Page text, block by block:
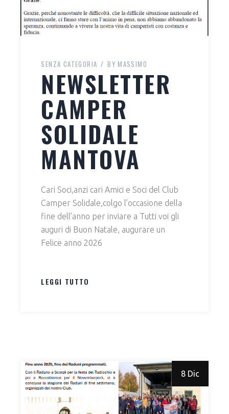
SENZA CATEGORIA BY MASSIMO
NEWSLETTER
CAMPER
SOLIDALE
MANTOVA
Cari Soci,anzi cari Amici e Soci del Club
Camper Solidale,colgo l’occasione della
fine dell’anno per inviare a Tutti voi gli
auguri di Buon Natale, augurare un
Felice anno 2026
LEGGI TUTTO
8 Dic